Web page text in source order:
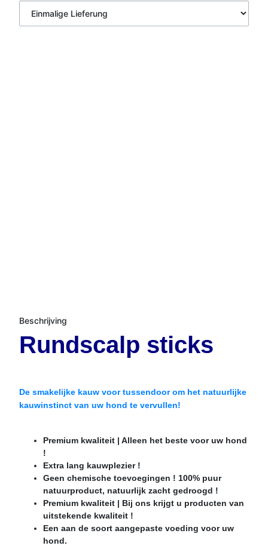
Beschrijving
Rundscalp sticks
De smakelijke kauw voor tussendoor om het natuurlijke
kauwinstinct van uw hond te vervullen!
Premium kwaliteit | Alleen het beste voor uw hond
!
Extra lang kauwplezier !
Geen chemische toevoegingen ! 100% puur
natuurproduct, natuurlijk zacht gedroogd !
Premium kwaliteit | Bij ons krijgt u producten van
uitstekende kwaliteit !
Een aan de soort aangepaste voeding voor uw
hond.